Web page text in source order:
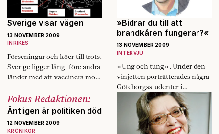
Sverige visar vägen
13 NOVEMBER 2009
INRIKES
Förseningar och köer till trots.
Sverige ligger långt före andra
länder med att vaccinera mot
»Bidrar du till att
brandkåren fungerar?«
13 NOVEMBER 2009
INTERVJU
»Ung och tung«. Under den
vinjetten porträtterades några
Göteborgsstudenter i
studenttidningen på
Göteborgs universitet i mitten
av 1990-talet. Christian Azar
var en av dem. Han…
Fokus Redaktionen:
Äntligen är politiken död
12 NOVEMBER 2009
KRÖNIKOR